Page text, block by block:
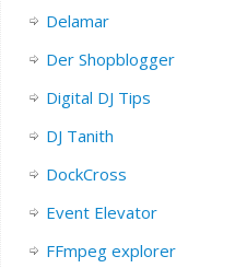
Delamar
Der Shopblogger
Digital DJ Tips
DJ Tanith
DockCross
Event Elevator
FFmpeg explorer